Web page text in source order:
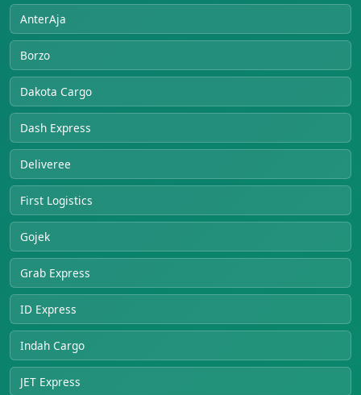
AnterAja
Borzo
Dakota Cargo
Dash Express
Deliveree
First Logistics
Gojek
Grab Express
ID Express
Indah Cargo
JET Express